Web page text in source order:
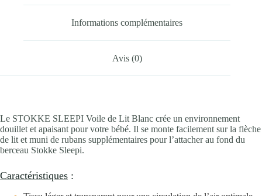
Informations complémentaires
Avis (0)
Le STOKKE SLEEPI Voile de Lit Blanc crée un environnement
douillet et apaisant pour votre bébé. Il se monte facilement sur la flèche
de lit et muni de rubans supplémentaires pour l’attacher au fond du
berceau Stokke Sleepi.
Caractéristiques :